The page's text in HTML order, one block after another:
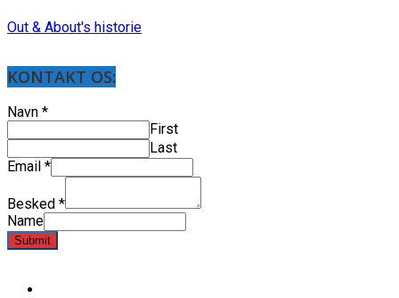
Out & About's historie
KONTAKT OS:
Navn *
First
Last
Email *
Besked *
Name
Submit